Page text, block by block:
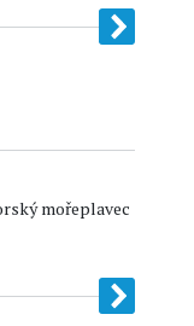
mořeplavec